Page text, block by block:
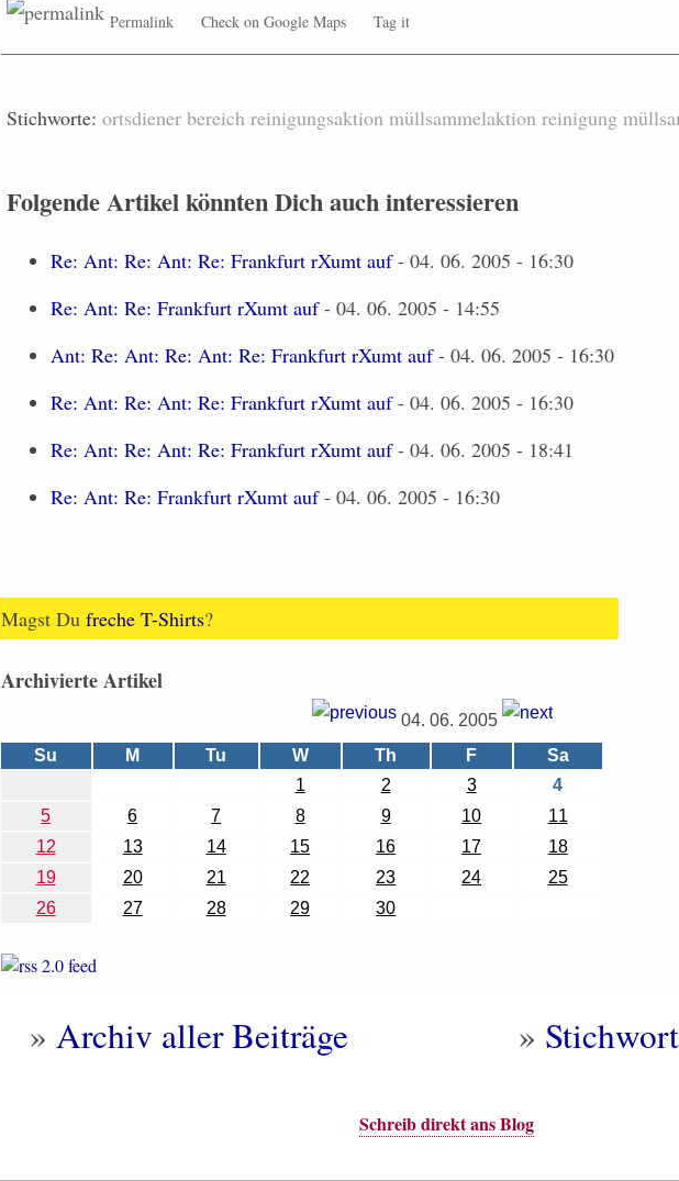
Permalink Check on Google Maps Tag it
Stichworte: ortsdiener bereich reinigungsaktion müllsammelaktion reinigung
Folgende Artikel könnten Dich auch interessieren
Re: Ant: Re: Ant: Re: Frankfurt rXumt auf- 04. 06. 2005 - 16:30
Re: Ant: Re: Frankfurt rXumt auf- 04. 06. 2005 - 14:55
Ant: Re: Ant: Re: Ant: Re: Frankfurt rXumt auf- 04. 06. 2005 - 16:30
Re: Ant: Re: Ant: Re: Frankfurt rXumt auf- 04. 06. 2005 - 16:30
Re: Ant: Re: Ant: Re: Frankfurt rXumt auf- 04. 06. 2005 - 18:41
Re: Ant: Re: Frankfurt rXumt auf- 04. 06. 2005 - 16:30
Magst Du freche T-Shirts?
Archivierte Artikel
04. 06. 2005
Su
M Tu W Th F
Sa
1
2 3
4
5
6 7 8 9 10
11
12
13 14 15 16 17
18
19
20 21 22 23 24
25
26
27 28 29 30
» Archiv aller Beiträge »
Schreib direkt ans Blog